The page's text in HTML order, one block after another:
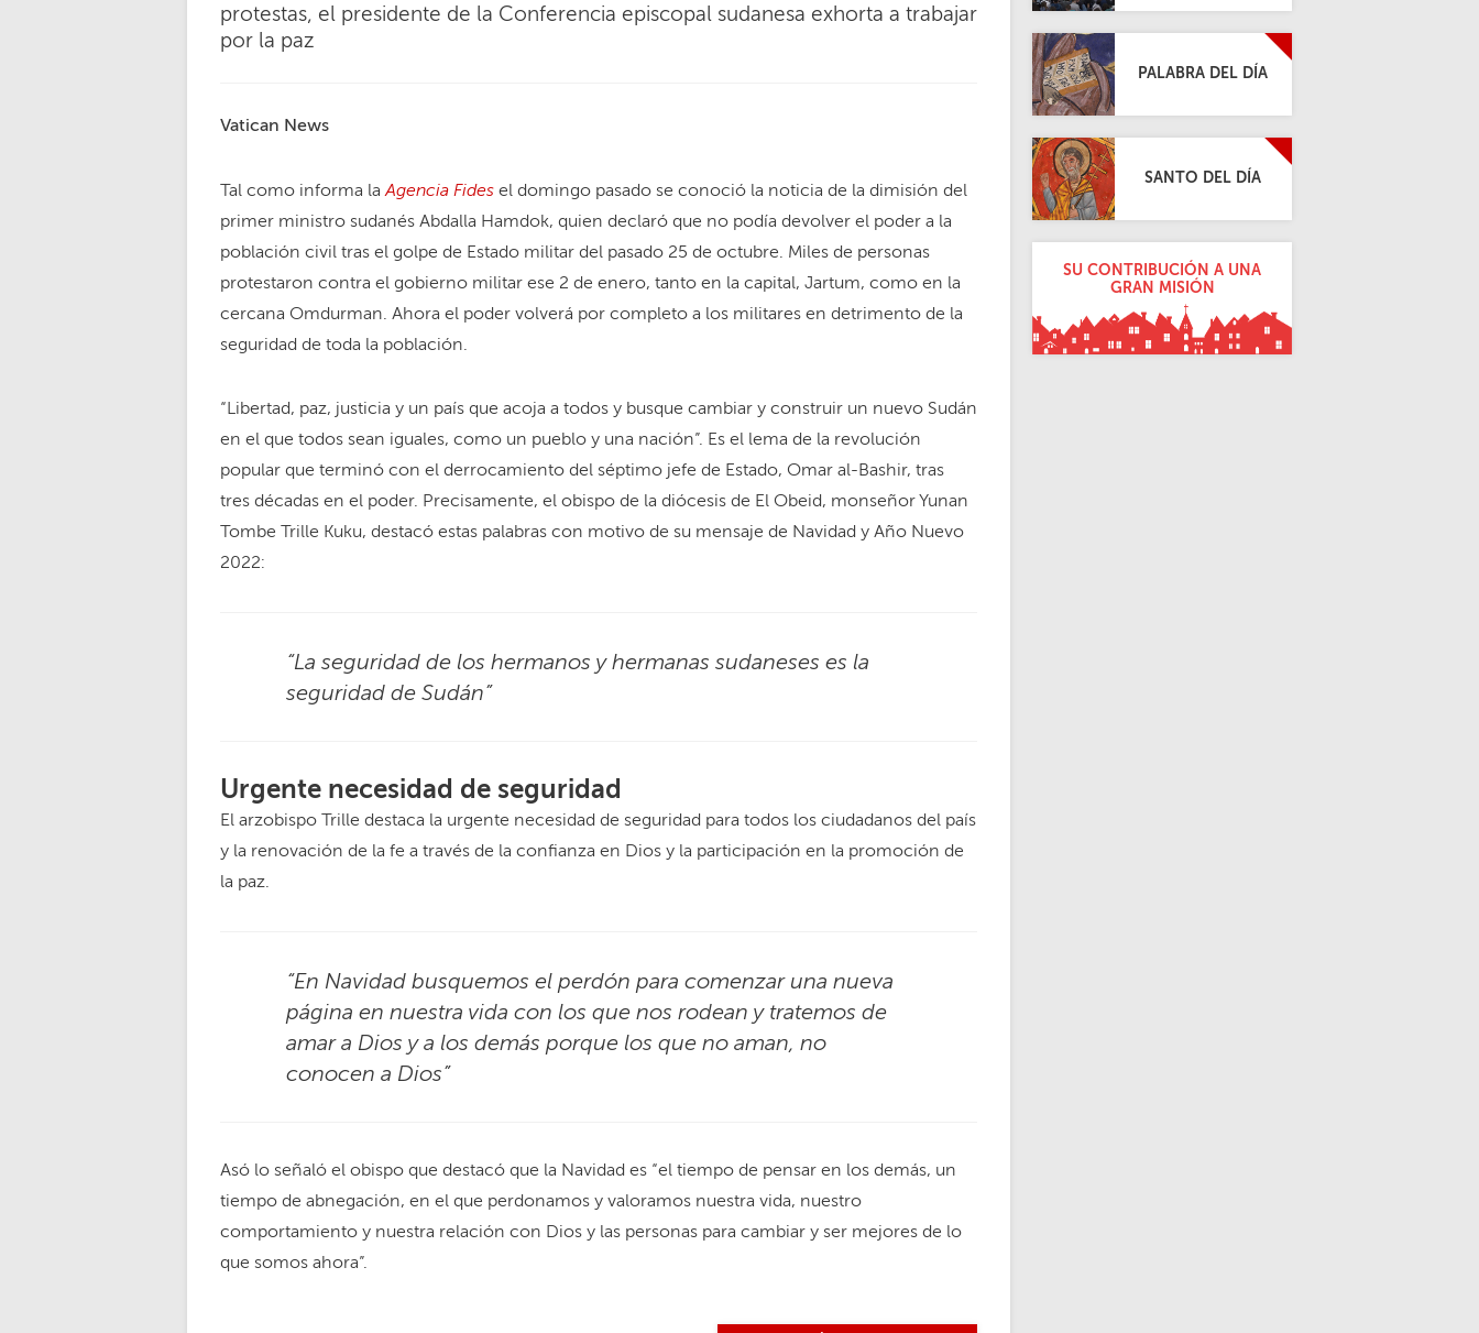
protestas, el presidente de la Conferencia episcopal sudanesa exhorta a trabajar
por la paz
Vatican News
Tal como informa laAgencia Fides el domingo pasado se conoció la noticia de la dimisión del
primer ministro sudanés Abdalla Hamdok, quien declaró que no podía devolver el poder a la
población civil tras el golpe de Estado militar del pasado 25 de octubre. Miles de personas
protestaron contra el gobierno militar ese 2 de enero, tanto en la capital, Jartum, como en la
cercana Omdurman. Ahora el poder volverá por completo a los militares en detrimento de la
seguridad de toda la población.
“Libertad, paz, justicia y un país que acoja a todos y busque cambiar y construir un nuevo Sudán
en el que todos sean iguales, como un pueblo y una nación”. Es el lema de la revolución
popular que terminó con el derrocamiento del séptimo jefe de Estado, Omar al-Bashir, tras
tres décadas en el poder. Precisamente, el obispo de la diócesis de El Obeid, monseñor Yunan
Tombe Trille Kuku, destacó estas palabras con motivo de su mensaje de Navidad y Año Nuevo
2022:
“La seguridad de los hermanos y hermanas sudaneses es la
seguridad de Sudán”
Urgente necesidad de seguridad
El arzobispo Trille destaca la urgente necesidad de seguridad para todos los ciudadanos del país
y la renovación de la fe a través de la confianza en Dios y la participación en la promoción de
la paz.
“En Navidad busquemos el perdón para comenzar una nueva
página en nuestra vida con los que nos rodean y tratemos de
amar a Dios y a los demás porque los que no aman, no
conocen a Dios”
Asó lo señaló el obispo que destacó que la Navidad es “el tiempo de pensar en los demás, un
tiempo de abnegación, en el que perdonamos y valoramos nuestra vida, nuestro
comportamiento y nuestra relación con Dios y las personas para cambiar y ser mejores de lo
que somos ahora”.
PALABRA DEL DÍA
SANTO DEL DÍA
SU CONTRIBUCIÓN A UNA
GRAN MISIÓN